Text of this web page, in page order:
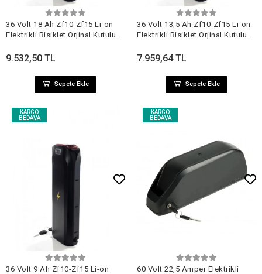
36 Volt 18 Ah Zf10-Zf15 Li-on
Elektrikli Bisiklet Orjinal Kutulu
9.532,50 TL
Sepete Ekle
36 Volt 13,5 Ah Zf10-Zf15 Li-on
Elektrikli Bisiklet Orjinal Kutulu
7.959,64 TL
Sepete Ekle
KARGO
BEDAVA
Sepete Ekle
36 Volt 9 Ah Zf10-Zf15 Li-on
KARGO
BEDAVA
Sepete Ekle
60 Volt 22,5 Amper Elektrikli